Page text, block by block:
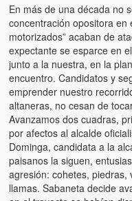
Luis y El Mono… en
Puente Llaguno,
Radio Emisoras y
de Chávez hasta el
Victimas del 11 de abril
Víctimas del régimen
poder hasta el 31 de
Víctimas inocentes de
En más de una década no
concentración opositora en
motorizados” acaban de
expectante se esparce en
junto a la nuestra, en la
encuentro. Candidatos y
emprender nuestro
altaneras, no cesan de
Avanzamos dos cuadras,
por afectos al alcalde
Dominga, candidata a la
paisanos la siguen,
agresión: cohetes,
llamas. Sabaneta decide